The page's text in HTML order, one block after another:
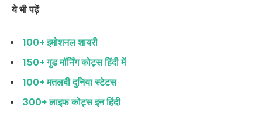
ये भी पढ़ें
100+ इमोशनल शायरी
150+ गुड मॉर्निंग कोट्स हिंदी में
100+ मतलबी दुनिया स्टेटस
300+ लाइफ कोट्स इन हिंदी